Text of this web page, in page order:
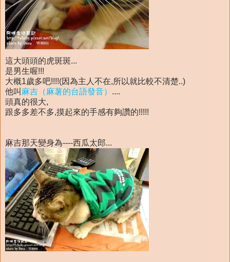
這大頭頭的虎斑斑...
是男生喔!!!
大概1歲多吧!!!!(因為主人不在,所以就比較不清楚..)
他叫 麻吉（麻薯的台語發音） ....
頭真的很大,
跟多多差不多,摸起來的手感有夠讚的!!!!!
麻吉那天變身為----西瓜太郎...